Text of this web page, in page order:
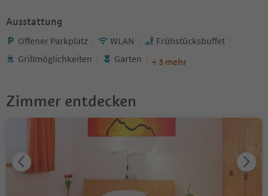
Ausstattung
Offener Parkplatz WLAN
Frühstücksbuffet
Grillmöglichkeiten
Garten + 3 mehr
Zimmer entdecken